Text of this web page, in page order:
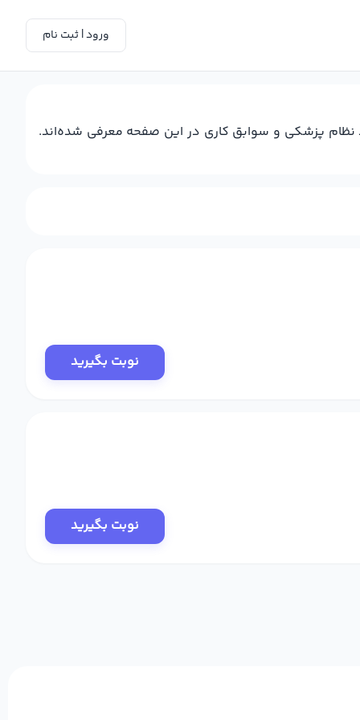
ورود | ثبت نام
نظام پزشکی و سوابق کاری در این صفحه معرفی شده‌اند.
نوبت بگیرید
نوبت بگیرید